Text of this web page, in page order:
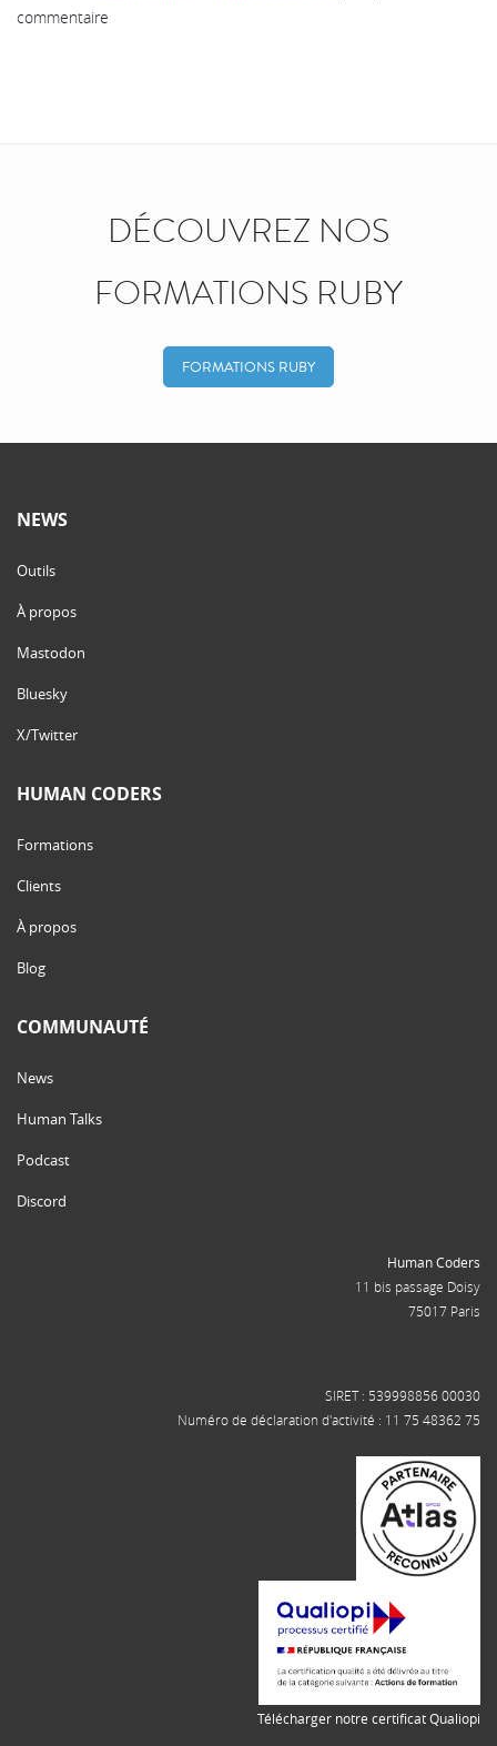
commentaire
DÉCOUVREZ NOS
FORMATIONS RUBY
FORMATIONS RUBY
NEWS
Outils
À propos
Mastodon
Bluesky
X/Twitter
HUMAN CODERS
Formations
Clients
À propos
Blog
COMMUNAUTÉ
News
Human Talks
Podcast
Discord
Human Coders
11 bis passage Doisy
75017 Paris
SIRET : 539998856 00030
Numéro de déclaration d'activité : 11 75 48362 75
Télécharger notre certificat Qualiopi